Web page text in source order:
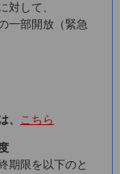
対して、
一部開放（緊急
、 こちら
期限を以下のと